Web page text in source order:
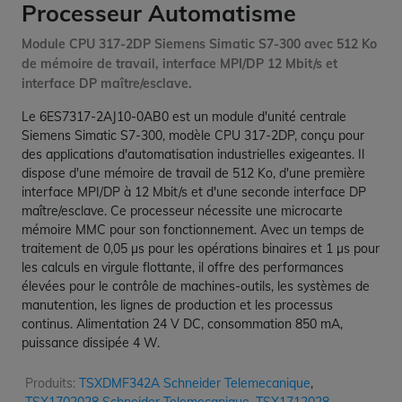
Processeur Automatisme
Module CPU 317-2DP Siemens Simatic S7-300 avec 512 Ko
de mémoire de travail, interface MPI/DP 12 Mbit/s et
interface DP maître/esclave.
Le 6ES7317-2AJ10-0AB0 est un module d'unité centrale
Siemens Simatic S7-300, modèle CPU 317-2DP, conçu pour
des applications d'automatisation industrielles exigeantes. Il
dispose d'une mémoire de travail de 512 Ko, d'une première
interface MPI/DP à 12 Mbit/s et d'une seconde interface DP
maître/esclave. Ce processeur nécessite une microcarte
mémoire MMC pour son fonctionnement. Avec un temps de
traitement de 0,05 µs pour les opérations binaires et 1 µs pour
les calculs en virgule flottante, il offre des performances
élevées pour le contrôle de machines-outils, les systèmes de
manutention, les lignes de production et les processus
continus. Alimentation 24 V DC, consommation 850 mA,
puissance dissipée 4 W.
Produits: TSXDMF342A Schneider Telemecanique,